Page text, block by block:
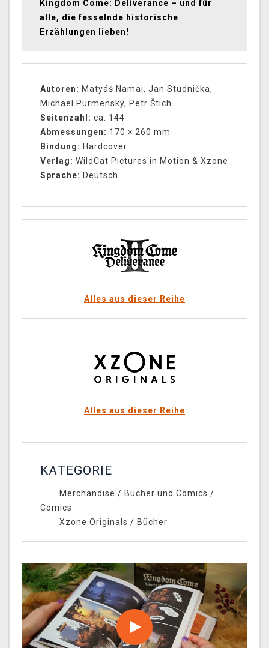
Kingdom Come: Deliverance – und für
alle, die fesselnde historische
Erzählungen lieben!
Autoren: Matyáš Namai, Jan Studnička,
Michael Purmenský, Petr Štich
Seitenzahl: ca. 144
Abmessungen: 170 × 260 mm
Bindung: Hardcover
Verlag: WildCat Pictures in Motion & Xzone
Sprache: Deutsch
Alles aus dieser Reihe
Alles aus dieser Reihe
KATEGORIE
Merchandise / Bücher und Comics /
Comics
Xzone Originals / Bücher